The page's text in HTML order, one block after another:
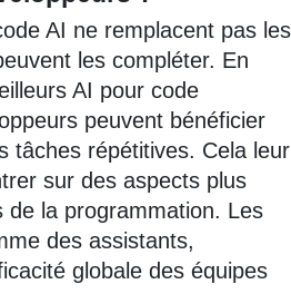
AI ne remplacent pas les
les compléter. En
AI pour code
peuvent bénéficier
tâches répétitives. Cela leur
sur des aspects plus
de la programmation. Les
des assistants,
globale des équipes